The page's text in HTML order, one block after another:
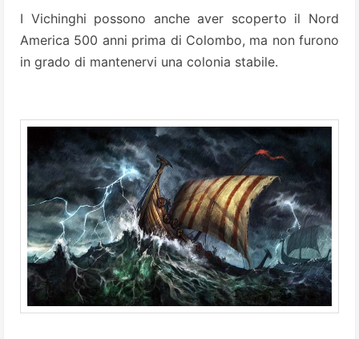
I Vichinghi possono anche aver scoperto il Nord
America 500 anni prima di Colombo, ma non furono
in grado di mantenervi una colonia stabile.